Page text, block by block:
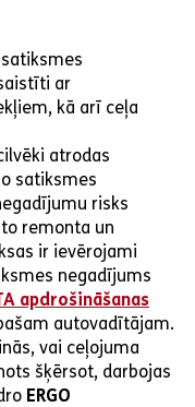
ar
kā arī ceļa
atrodas
satiksmes
risks
remonta un
ir ievērojami
negadījums
apdrošināšanas
autovadītājam.
vai ceļojuma
šķērsot, darbojas
ERGO